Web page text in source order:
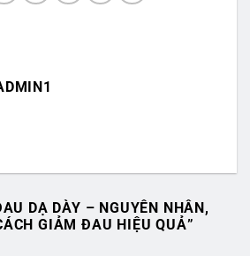
DẠ DÀY – NGUYÊN NHÂN,
GIẢM ĐAU HIỆU QUẢ”